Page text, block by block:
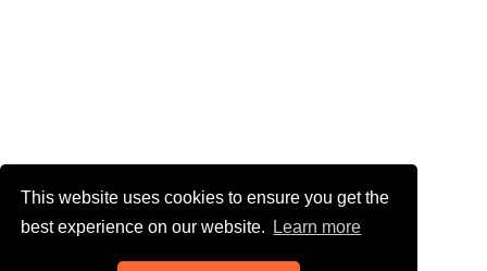
This website uses cookies to ensure you get the
best experience on our website.
Learn more